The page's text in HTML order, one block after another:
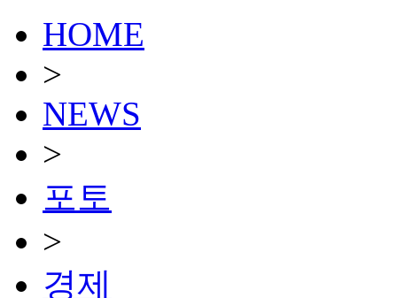
HOME
>
NEWS
>
포토
>
경제